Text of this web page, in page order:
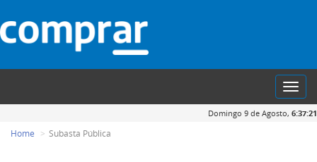
Domingo 9 de Agosto, 6:37:21
Home Subasta Pública